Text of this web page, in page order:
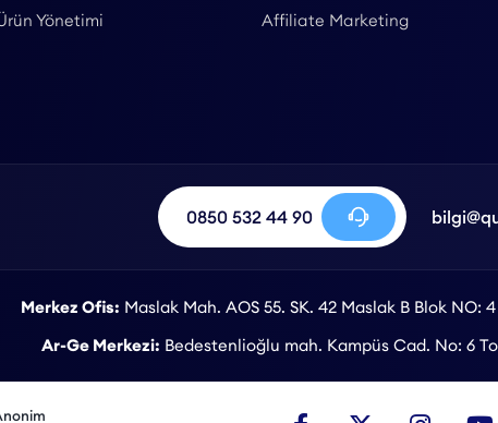
Yönetimi
Affiliate Marketing
0850 532 44 90
Merkez Ofis: Maslak Mah. AOS 55. SK. 42 Maslak B Blok NO:
Ar-Ge Merkezi: Bedestenlioğlu mah. Kampüs Cad. No: 6